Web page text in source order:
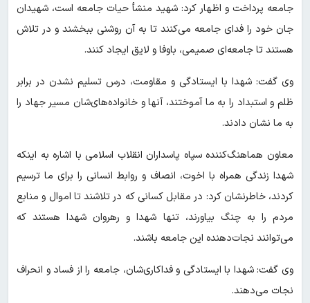
جامعه پرداخت و اظهار کرد: شهید منشأ حیات جامعه است، شهیدان
جان خود را فدای جامعه می‌کنند تا به آن روشنی ببخشند و در تلاش
هستند تا جامعه‌ای صمیمی، باوفا و لایق ایجاد کنند.
وی گفت: شهدا با ایستادگی و مقاومت، درس تسلیم نشدن در برابر
ظلم و استبداد را به ما آموختند، آنها و خانواده‌های‌شان مسیر جهاد را
به ما نشان دادند.
معاون هماهنگ‌کننده سپاه پاسداران انقلاب اسلامی با اشاره به اینکه
شهدا زندگی همراه با اخوت، انصاف و روابط انسانی را برای ما ترسیم
کردند، خاطرنشان کرد: در مقابل کسانی که در تلاشند تا اموال و منابع
مردم را به چنگ بیاورند، تنها شهدا و رهروان شهدا هستند که
می‌توانند نجات‌دهنده این جامعه باشند.
وی گفت: شهدا با ایستادگی و فداکاری‌شان، جامعه را از فساد و انحراف
نجات می‌دهند.